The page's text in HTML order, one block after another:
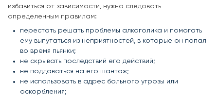
избавиться от зависимости, нужно следовать
определенным правилам:
перестать решать проблемы алкоголика и помогать
ему выпутаться из неприятностей, в которые он попал
во время пьянки;
не скрывать последствий его действий;
не поддаваться на его шантаж;
не использовать в адрес больного угрозы или
оскорбления;